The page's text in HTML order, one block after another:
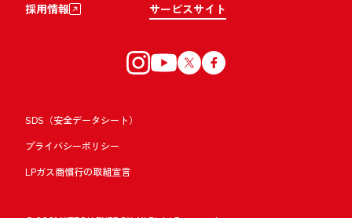
採用情報 サービスサイト
SDS（安全データシート）
プライバシーポリシー
LPガス商慣行の取組宣言